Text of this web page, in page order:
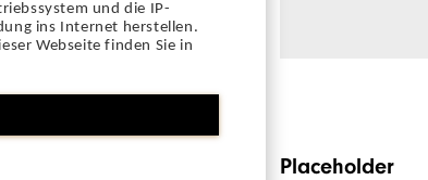
und die IP-
ins Internet herstellen.
Webseite finden Sie in
Placeholder